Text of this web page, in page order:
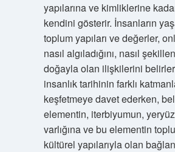
yapılarına ve kimliklerine
kendini gösterir. İnsanların
toplum yapıları ve değerler,
nasıl algıladığını, nasıl
doğayla olan ilişkilerini
insanlık tarihinin farklı
keşfetmeye davet ederken,
elementin, iterbiyumun,
varlığına ve bu elementin
kültürel yapılarıyla olan